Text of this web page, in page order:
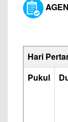
Hari
Pukul